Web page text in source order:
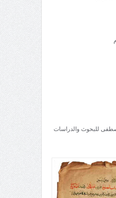
للبحوث والدراسات